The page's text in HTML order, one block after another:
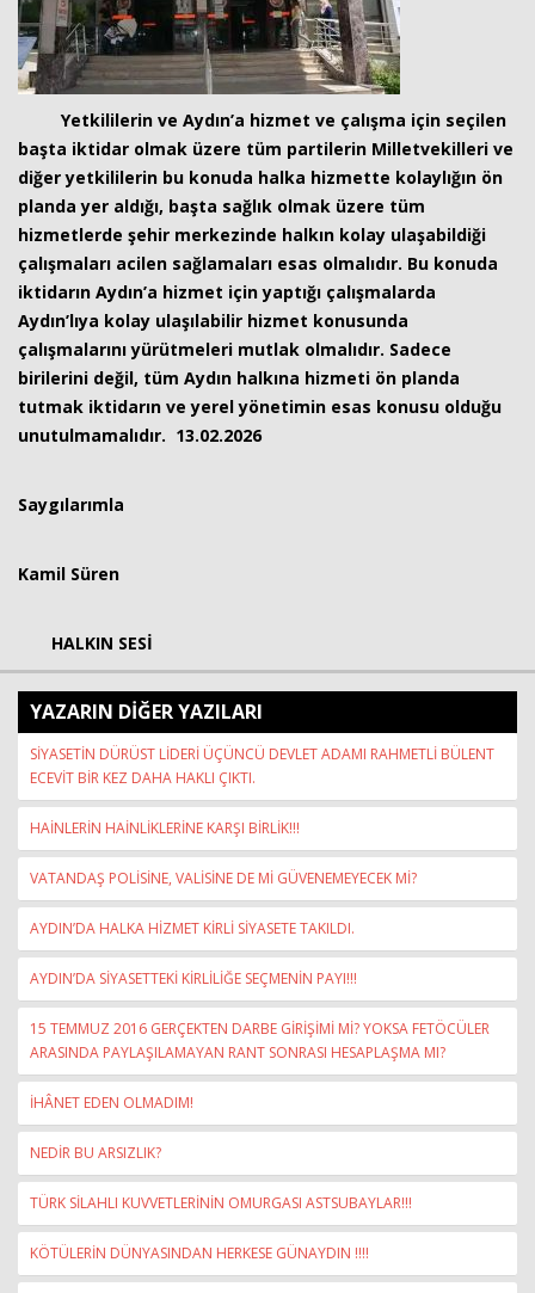
Yetkililerin ve Aydın’a hizmet ve çalışma için seçilen
başta iktidar olmak üzere tüm partilerin Milletvekilleri ve
diğer yetkililerin bu konuda halka hizmette kolaylığın ön
planda yer aldığı, başta sağlık olmak üzere tüm
hizmetlerde şehir merkezinde halkın kolay ulaşabildiği
çalışmaları acilen sağlamaları esas olmalıdır. Bu konuda
iktidarın Aydın’a hizmet için yaptığı çalışmalarda
Aydın’lıya kolay ulaşılabilir hizmet konusunda
çalışmalarını yürütmeleri mutlak olmalıdır. Sadece
birilerini değil, tüm Aydın halkına hizmeti ön planda
tutmak iktidarın ve yerel yönetimin esas konusu olduğu
unutulmamalıdır. 13.02.2026
Saygılarımla
Kamil Süren
HALKIN SESİ
YAZARIN DİĞER YAZILARI
SİYASETİN DÜRÜST LİDERİ ÜÇÜNCÜ DEVLET ADAMI RAHMETLİ BÜLENT
ECEVİT BİR KEZ DAHA HAKLI ÇIKTI.
HAİNLERİN HAİNLİKLERİNE KARŞI BİRLİK!!!
VATANDAŞ POLİSİNE, VALİSİNE DE Mİ GÜVENEMEYECEK Mİ?
AYDIN’DA HALKA HİZMET KİRLİ SİYASETE TAKILDI.
AYDIN’DA SİYASETTEKİ KİRLİLİĞE SEÇMENİN PAYI!!!
15 TEMMUZ 2016 GERÇEKTEN DARBE GİRİŞİMİ Mİ? YOKSA FETÖCÜLER
ARASINDA PAYLAŞILAMAYAN RANT SONRASI HESAPLAŞMA MI?
İHÂNET EDEN OLMADIM!
NEDİR BU ARSIZLIK?
TÜRK SİLAHLI KUVVETLERİNİN OMURGASI ASTSUBAYLAR!!!
KÖTÜLERİN DÜNYASINDAN HERKESE GÜNAYDIN !!!!